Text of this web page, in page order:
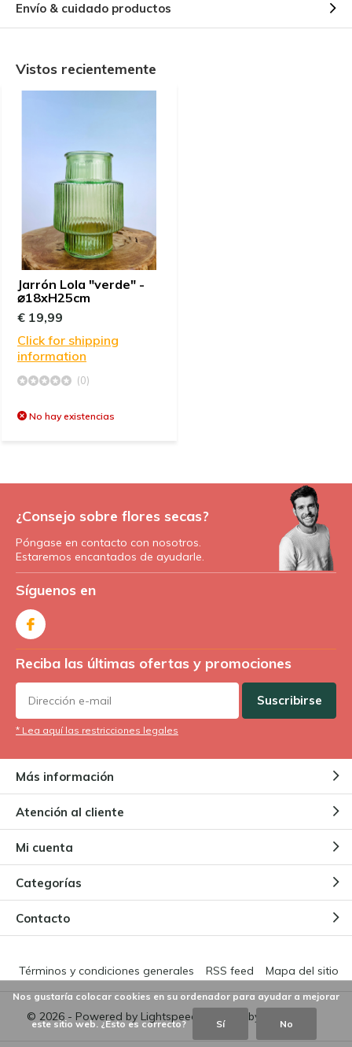
Envío & cuidado productos
Vistos recientemente
Jarrón Lola "verde" -
⌀18xH25cm
€ 19,99
Click for shipping
information
(0)
No hay existencias
¿Consejo sobre flores secas?
Póngase en contacto con nosotros.
Estaremos encantados de ayudarle.
Síguenos en
Reciba las últimas ofertas y promociones
Suscribirse
* Lea aquí las restricciones legales
Más información
Atención al cliente
Mi cuenta
Categorías
Contacto
© 2026 - Powered by Lightspeed - Theme by
Términos y condiciones generales RSS feed Mapa del sitio
Nos gustaría colocar cookies en su ordenador para ayudar a mejorar
este sitio web. ¿Esto es correcto? Sí No